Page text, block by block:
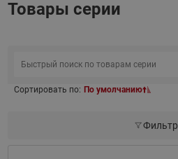
Товары серии
Сортировать по: По умолчанию
Фильтр